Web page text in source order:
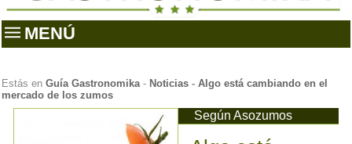
MENÚ
Estás enGuía Gastronomika- Noticias -Algo está cambiando en el
mercado de los zumos
Según Asozumos